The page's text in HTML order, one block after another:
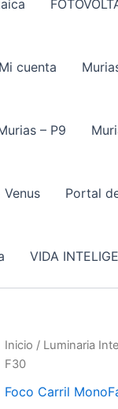
Mi cuenta
– P9
Venus Portal
VIDA
Inicio / Luminaria
F30
Foco Carril